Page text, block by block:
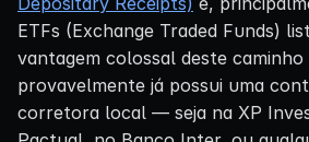
ETFs (Exchange Traded Funds)
vantagem colossal deste caminho
provavelmente já possui uma
corretora local — seja na XP